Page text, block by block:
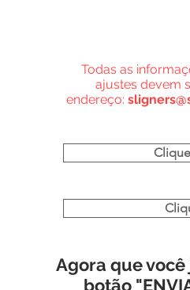
Todas as
ajustes devem
endereço:
Agora que
botão